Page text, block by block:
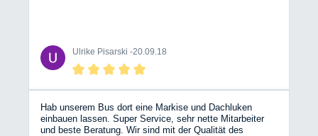
Ulrike Pisarski -20.09.18
Hab unserem Bus dort eine Markise und Dachluken
einbauen lassen. Super Service, sehr nette Mitarbeiter
und beste Beratung. Wir sind mit der Qualität des